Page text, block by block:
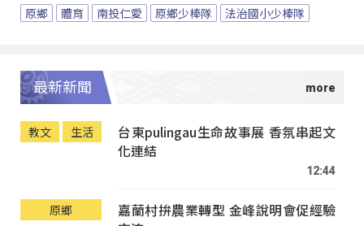
原鄉 體育 南投仁愛 原鄉少棒隊 法治國小少棒隊
最新新聞
教文 生活
台東pulingau生命故事展 香氛串起文
化連結
12:44
原鄉
嘉蘭村拚農業轉型 金峰說明會促經驗